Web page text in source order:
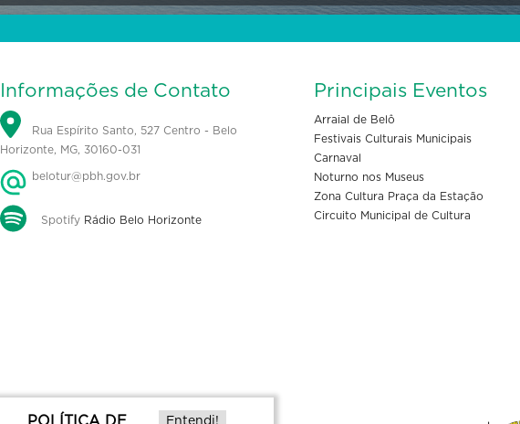
Informações de Contato
Rua Espírito Santo, 527 Centro - Belo
Horizonte, MG, 30160-031
belotur@pbh.gov.br
Spotify Rádio Belo Horizonte
Principais Eventos
Arraial de Belô
Festivais Culturais Municipais
Carnaval
Noturno nos Museus
Zona Cultura Praça da Estação
Circuito Municipal de Cultura
Entendi!